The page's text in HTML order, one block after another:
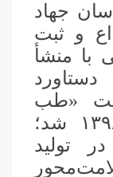
جهاد
و ثبت
با منشأ
«طب
سنتی نیکا» در سال ۱۳۹۸ شد؛
تولید